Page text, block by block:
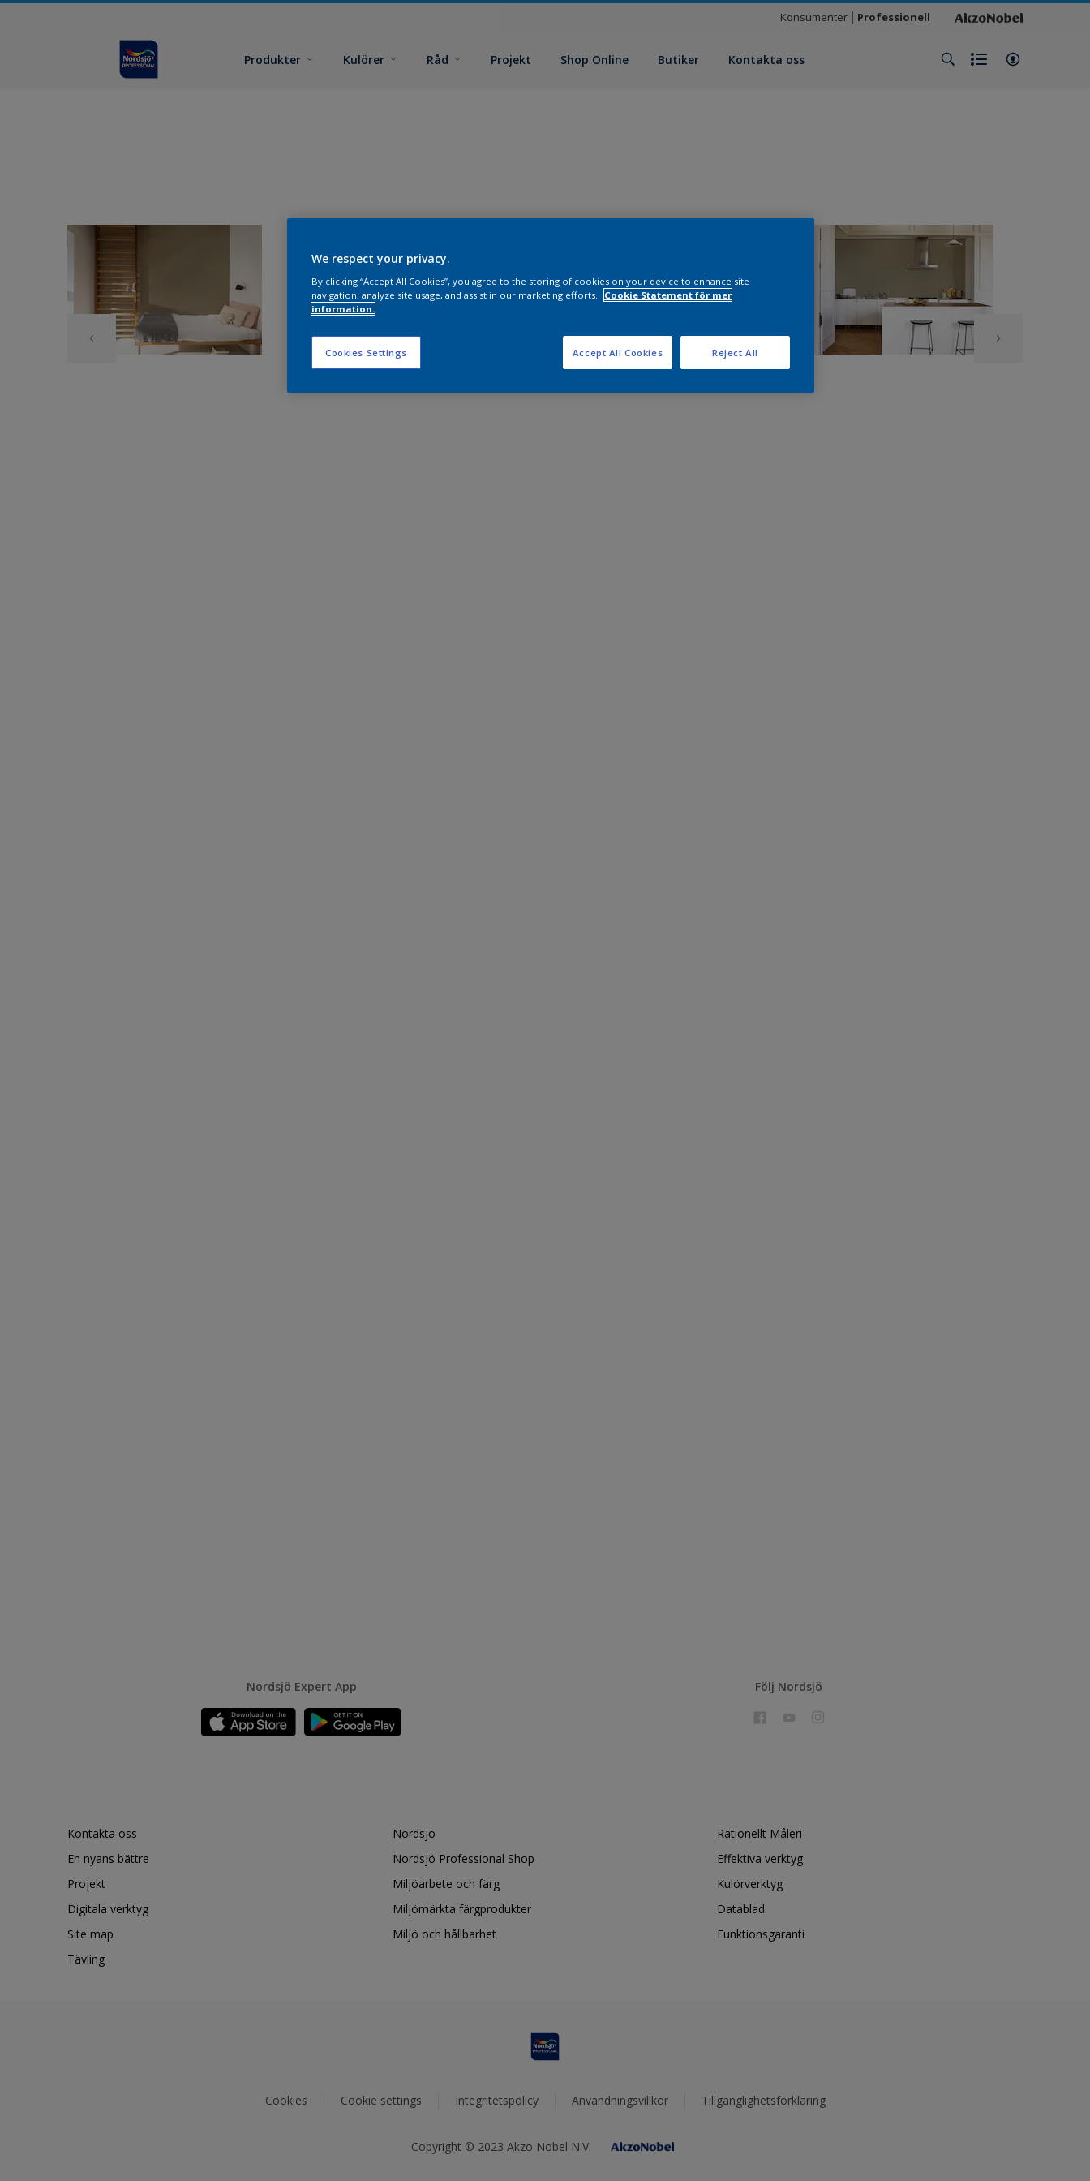
Konsumenter Professionell
Produkter Kulörer Råd Projekt Shop Online Butiker Kontakta oss
Nordsjö Expert App Följ Nordsjö
Kontakta oss
En nyans bättre
Projekt
Digitala verktyg
Site map
Tävling
Nordsjö
Nordsjö Professional Shop
Miljöarbete och färg
Miljömärkta färgprodukter
Miljö och hållbarhet
Rationellt Måleri
Effektiva verktyg
Kulörverktyg
Datablad
Funktionsgaranti
Cookies Cookie settings Integritetspolicy Användningsvillkor Tillgänglighetsförklaring
Copyright © 2023 Akzo Nobel N.V.
We respect your privacy.
By clicking “Accept All Cookies”, you agree to the storing of cookies on your device to enhance site
navigation, analyze site usage, and assist in our marketing efforts.
Cookie Statement för mer
information.
Cookies Settings Reject All
Accept All Cookies